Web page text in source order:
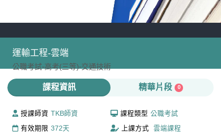
運輸工程-雲端
公職考試-高考(三等)-交通技術
課程資訊 精華片段 0
授課師資 TKB師資 課程類型 公職考試
有效期限 372天 上課方式
雲端課程